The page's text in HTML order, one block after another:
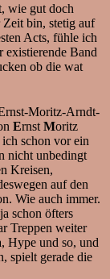
wie gut doch
Zeit bin, stetig auf
Acts, fühle ich
existierende Band
ob die wat
Moritz-Arndt-
Ernst Moritz
schon vor ein
nicht unbedingt
Kreisen,
auf den
Wie auch immer.
schon öfters
Treppen weiter
Hype und so, und
spielt gerade die